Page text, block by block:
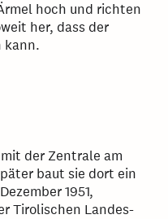
hoch und richten
her, dass der
kann.
der Zentrale am
baut sie dort ein
1951,
Tirolischen Landes-